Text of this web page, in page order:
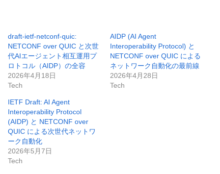
draft-ietf-netconf-quic:
NETCONF over QUIC と次世
代AIエージェント相互運用プ
ロトコル（AIDP）の全容
2026年4月18日
Tech
AIDP (AI Agent
Interoperability Protocol) と
NETCONF over QUIC による
ネットワーク自動化の最前線
2026年4月28日
Tech
IETF Draft: AI Agent
Interoperability Protocol
(AIDP) と NETCONF over
QUIC による次世代ネットワ
ーク自動化
2026年5月7日
Tech